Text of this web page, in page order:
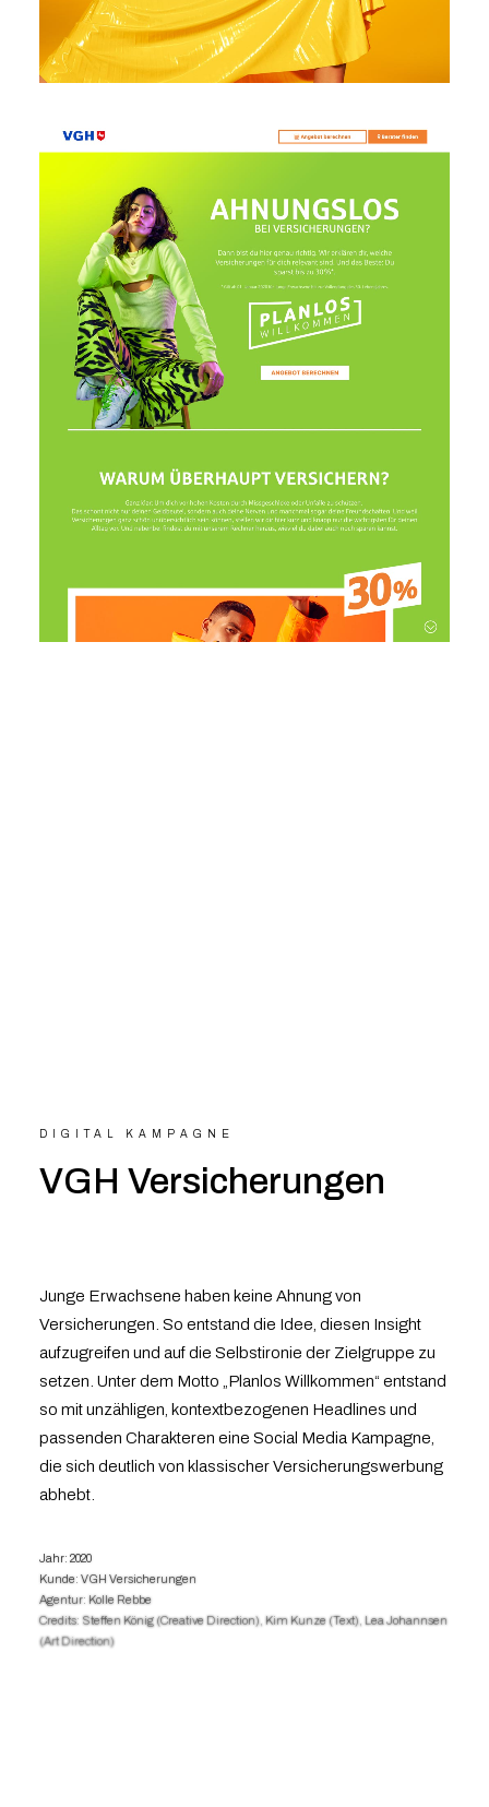
DIGITAL KAMPAGNE
VGH Versicherungen
Junge Erwachsene haben keine Ahnung von
Versicherungen. So entstand die Idee, diesen Insight
aufzugreifen und auf die Selbstironie der Zielgruppe zu
setzen. Unter dem Motto „Planlos Willkommen“ entstand
so mit unzähligen, kontextbezogenen Headlines und
passenden Charakteren eine Social Media Kampagne,
die sich deutlich von klassischer Versicherungswerbung
abhebt.
Jahr: 2020
Kunde: VGH Versicherungen
Agentur: Kolle Rebbe
Credits: Steffen König (Creative Direction), Kim Kunze (Text), Lea Johannsen
(Art Direction)